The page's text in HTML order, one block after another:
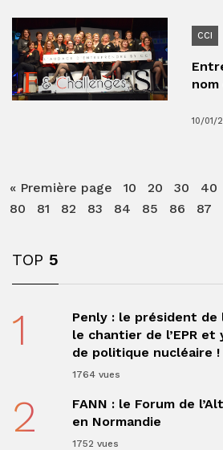
CCI
nom
10/01/
« Première page 10 20 30 40
80
81 82 83 84 85 86 87
TOP 5
1
Penly : le président de
le chantier de l’EPR
de politique nucléaire !
1764 vues
2
FANN : le Forum de
en Normandie
1752 vues